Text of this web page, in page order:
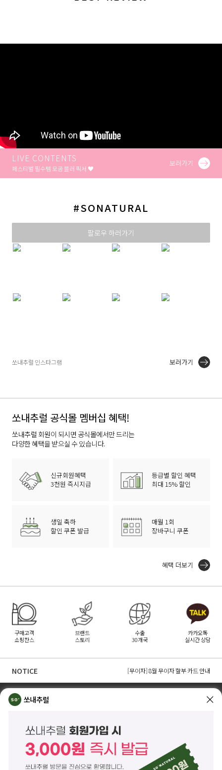
LIVE CONTENTS
페스티벌 필수템 모공 블러 픽서 ♥
보러가기
#SONATURAL
팔로우 하러가기
쏘내추럴 인스타그램 보러가기
쏘내추럴 공식몰 멤버십 혜택!
쏘내추럴 회원이 되시면 공식몰에서만 드리는
다양한 혜택을 받으실 수 있습니다.
신규회원혜택
3천원 즉시지급
등급별 할인 혜택
최대 15% 할인
생일 축하
할인 쿠폰 발급
매월 1회
장바구니 쿠폰
혜택 더보기
구매고객
쇼핑찬스
브랜드
스토리
수출
30개국
카카오톡
실시간 상담
NOTICE
[무이자] 8월 PAYCO 혜택 안내
[무이자] 8월 무이자 할부 카드 안내
쏘내추럴 소개
사업자등록번호 261-81-21889
통신판매업신고 제2014-서울강남-03442호
제품/배송 문의help@sonatural.co.kr
마케팅 문의
marketing@sonatural.co.kr
본사 고객센터 문의 02-573-6769 (평일 10:00~18:00 / 점심시간 12:30~13:30)
쏘내추럴